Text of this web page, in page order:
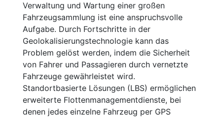
Verwaltung und Wartung einer großen
Fahrzeugsammlung ist eine anspruchsvolle
Aufgabe. Durch Fortschritte in der
Geolokalisierungstechnologie kann das
Problem gelöst werden, indem die Sicherheit
von Fahrer und Passagieren durch vernetzte
Fahrzeuge gewährleistet wird.
Standortbasierte Lösungen (LBS) ermöglichen
erweiterte Flottenmanagementdienste, bei
denen jedes einzelne Fahrzeug per GPS